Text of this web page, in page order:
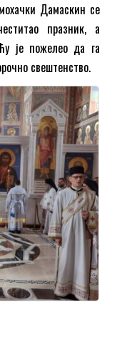
Дамаскин се
празник, а
је пожелео да га
свештенство.